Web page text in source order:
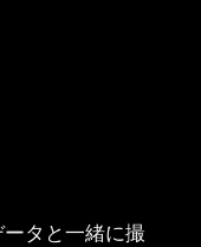
タと一緒に撮